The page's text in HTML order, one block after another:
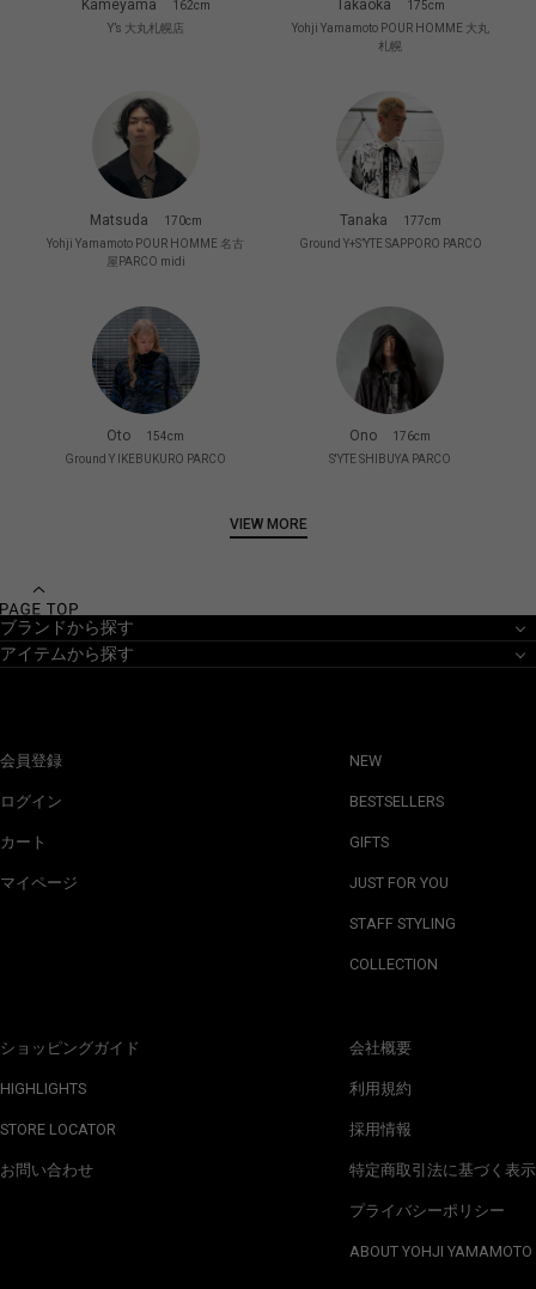
Kameyama
162cm
Y’s 大丸札幌店
Takaoka
175cm
Yohji Yamamoto POUR HOMME 大丸
札幌
Matsuda
170cm
Yohji Yamamoto POUR HOMME 名古
屋PARCO midi
Tanaka
177cm
Ground Y+S’YTE SAPPORO PARCO
Oto
154cm
Ground Y IKEBUKURO PARCO
Ono
176cm
S'YTE SHIBUYA PARCO
VIEW MORE
ブランドから探す
アイテムから探す
会員登録
ログイン
カート
マイページ
ショッピングガイド
HIGHLIGHTS
STORE LOCATOR
お問い合わせ
NEW
BESTSELLERS
GIFTS
JUST FOR YOU
STAFF STYLING
COLLECTION
会社概要
利用規約
採用情報
特定商取引法に基づく表示
プライバシーポリシー
ABOUT YOHJI YAMAMOTO